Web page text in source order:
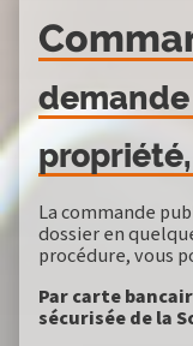
La commande
dossier en
procédure, vous
Par carte
sécurisée de la